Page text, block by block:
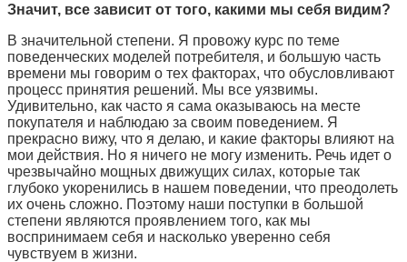
Значит, все зависит от того, какими мы себя видим?
В значительной степени. Я провожу курс по теме
поведенческих моделей потребителя, и большую часть
времени мы говорим о тех факторах, что обусловливают
процесс принятия решений. Мы все уязвимы.
Удивительно, как часто я сама оказываюсь на месте
покупателя и наблюдаю за своим поведением. Я
прекрасно вижу, что я делаю, и какие факторы влияют на
мои действия. Но я ничего не могу изменить. Речь идет о
чрезвычайно мощных движущих силах, которые так
глубоко укоренились в нашем поведении, что преодолеть
их очень сложно. Поэтому наши поступки в большой
степени являются проявлением того, как мы
воспринимаем себя и насколько уверенно себя
чувствуем в жизни.